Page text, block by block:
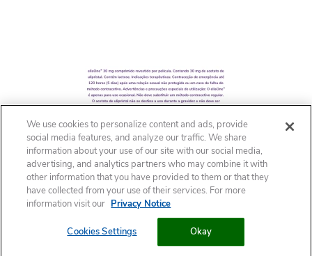
We use cookies to personalize content and ads, provide
social media features, and analyze our traffic. We share
information about your use of our site with our social media,
advertising, and analytics partners who may combine it with
other information that you have provided to them or that they
have collected from your use of their services. For more
information visit our Privacy Notice
Cookies Settings Okay